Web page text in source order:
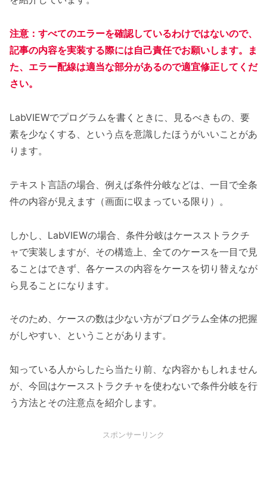
注意：すべてのエラーを確認しているわけではないので、
記事の内容を実装する際には自己責任でお願いします。ま
た、エラー配線は適当な部分があるので適宜修正してくだ
さい。
LabVIEWでプログラムを書くときに、見るべきもの、要
素を少なくする、という点を意識したほうがいいことがあ
ります。
テキスト言語の場合、例えば条件分岐などは、一目で全条
件の内容が見えます（画面に収まっている限り）。
しかし、LabVIEWの場合、条件分岐はケースストラクチ
ャで実装しますが、その構造上、全てのケースを一目で見
ることはできず、各ケースの内容をケースを切り替えなが
ら見ることになります。
そのため、ケースの数は少ない方がプログラム全体の把握
がしやすい、ということがあります。
知っている人からしたら当たり前、な内容かもしれません
が、今回はケースストラクチャを使わないで条件分岐を行
う方法とその注意点を紹介します。
スポンサーリンク